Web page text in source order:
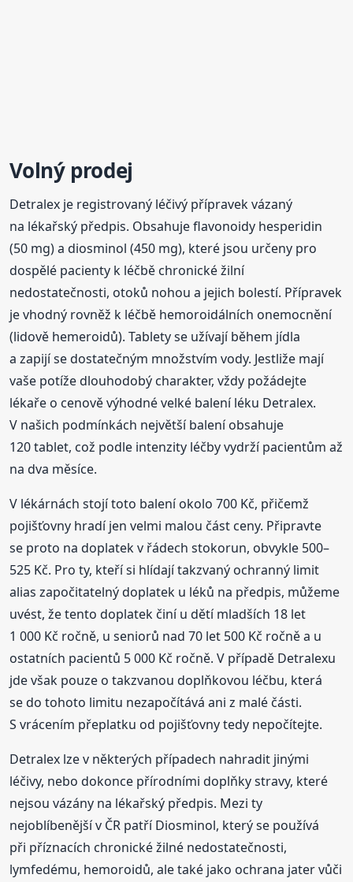
Volný prodej
Detralex je registrovaný léčivý přípravek vázaný
na lékařský předpis. Obsahuje flavonoidy hesperidin
(50 mg) a diosminol (450 mg), které jsou určeny pro
dospělé pacienty k léčbě chronické žilní
nedostatečnosti, otoků nohou a jejich bolestí. Přípravek
je vhodný rovněž k léčbě hemoroidálních onemocnění
(lidově hemeroidů). Tablety se užívají během jídla
a zapijí se dostatečným množstvím vody. Jestliže mají
vaše potíže dlouhodobý charakter, vždy požádejte
lékaře o cenově výhodné velké balení léku Detralex.
V našich podmínkách největší balení obsahuje
120 tablet, což podle intenzity léčby vydrží pacientům až
na dva měsíce.
V lékárnách stojí toto balení okolo 700 Kč, přičemž
pojišťovny hradí jen velmi malou část ceny. Připravte
se proto na doplatek v řádech stokorun, obvykle 500–
525 Kč. Pro ty, kteří si hlídají takzvaný ochranný limit
alias započitatelný doplatek u léků na předpis, můžeme
uvést, že tento doplatek činí u dětí mladších 18 let
1 000 Kč ročně, u seniorů nad 70 let 500 Kč ročně a u
ostatních pacientů 5 000 Kč ročně. V případě Detralexu
jde však pouze o takzvanou doplňkovou léčbu, která
se do tohoto limitu nezapočítává ani z malé části.
S vrácením přeplatku od pojišťovny tedy nepočítejte.
Detralex lze v některých případech nahradit jinými
léčivy, nebo dokonce přírodními doplňky stravy, které
nejsou vázány na lékařský předpis. Mezi ty
nejoblíbenější v ČR patří Diosminol, který se používá
při příznacích chronické žilné nedostatečnosti,
lymfedému, hemoroidů, ale také jako ochrana jater vůči